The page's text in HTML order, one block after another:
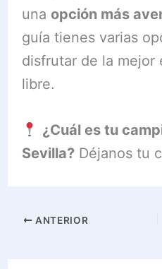
una opción más
guía tienes varias
disfrutar de la mejor
libre.
¿Cuál es tu
Sevilla?Déjanos tu
ANTERIOR